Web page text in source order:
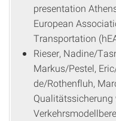
presentation
European
Transportation
Rieser, Nadine/
Markus/Pestel,
de/Rothenfluh,
Qualitätssicherung